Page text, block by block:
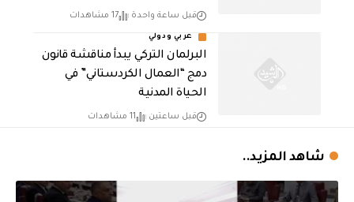
قبل ساعة واحدة 17 مشاهدات
عربي ودولي
البرلمان التركي يبدأ مناقشة قانون
دمج “العمال الكردستاني” في
الحياة المدنية
قبل ساعتين 11 مشاهدات
شاهد المزيد..